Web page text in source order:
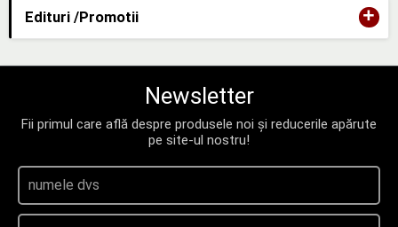
Edituri /Promotii +
Newsletter
Fii primul care află despre produsele noi și reducerile apărute
pe site-ul nostru!